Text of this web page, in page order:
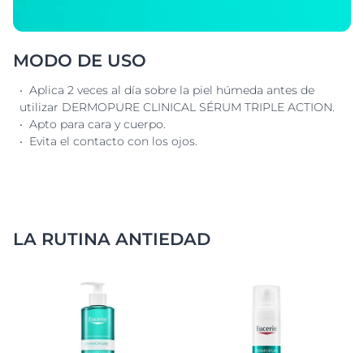
MODO DE USO
• Aplica 2 veces al día sobre la piel húmeda antes de
utilizar DERMOPURE CLINICAL SÉRUM TRIPLE ACTION.
• Apto para cara y cuerpo.
• Evita el contacto con los ojos.
LA RUTINA ANTIEDAD